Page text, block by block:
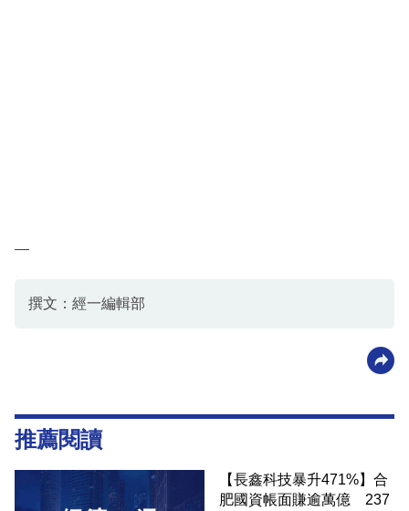
—
撰文：經一編輯部
推薦閱讀
【長鑫科技暴升471%】合
肥國資帳面賺逾萬億 237